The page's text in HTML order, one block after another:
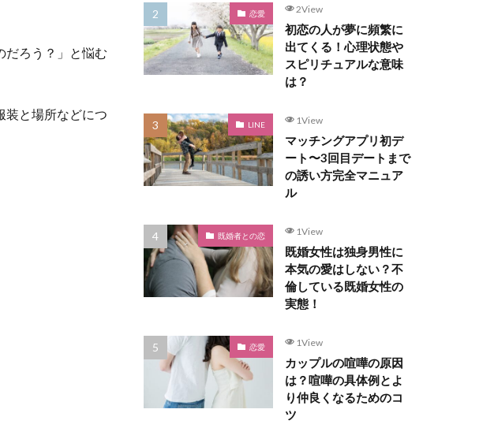
だろう？」と悩む
装と場所などにつ
恋愛 2View
初恋の人が夢に頻繁に
出てくる！心理状態や
スピリチュアルな意味
は？
LINE 1View
マッチングアプリ初デ
ート〜3回目デートまで
の誘い方完全マニュア
ル
既婚者との恋 1View
既婚女性は独身男性に
本気の愛はしない？不
倫している既婚女性の
実態！
恋愛 1View
カップルの喧嘩の原因
は？喧嘩の具体例とよ
り仲良くなるためのコ
ツ